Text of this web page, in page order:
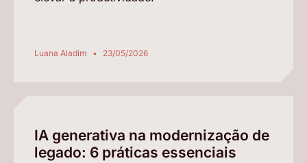
Luana Aladim 23/05/2026
IA generativa na modernização de
legado: 6 práticas essenciais